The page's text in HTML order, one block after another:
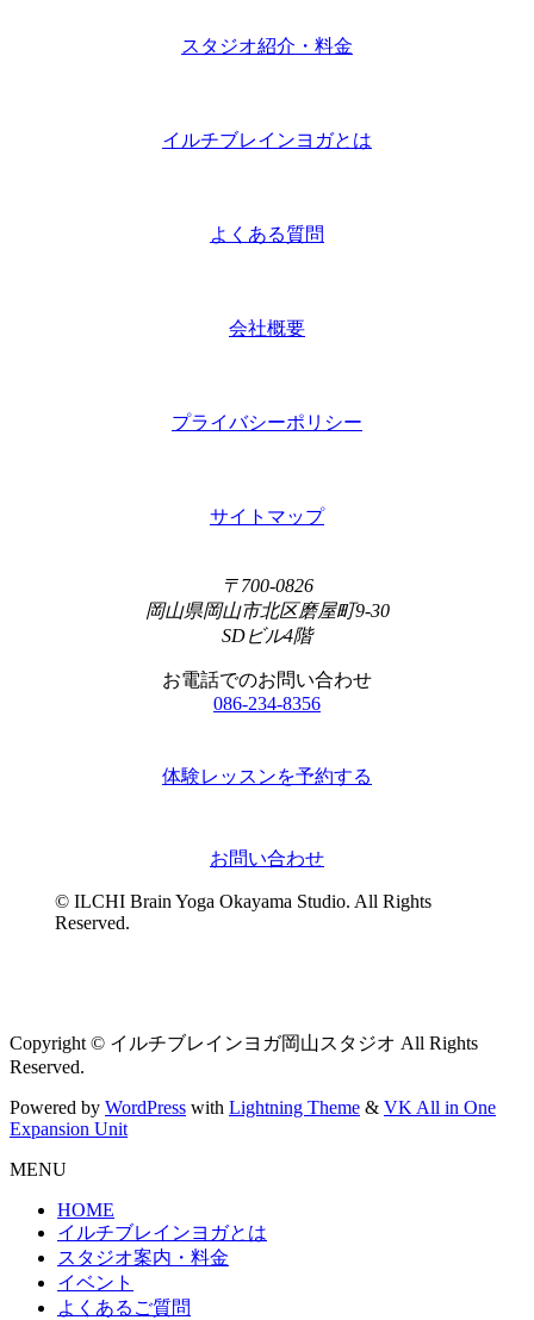
スタジオ紹介・料金
イルチブレインヨガとは
よくある質問
会社概要
プライバシーポリシー
サイトマップ
〒700-0826
岡山県岡山市北区磨屋町9-30
SDビル4階
お電話でのお問い合わせ
086-234-8356
体験レッスンを予約する
お問い合わせ
© ILCHI Brain Yoga Okayama Studio. All Rights
Reserved.
Copyright © イルチブレインヨガ岡山スタジオ All Rights
Reserved.
Powered by WordPress with Lightning Theme & VK All in One
Expansion Unit
MENU
HOME
イルチブレインヨガとは
スタジオ案内・料金
イベント
よくあるご質問